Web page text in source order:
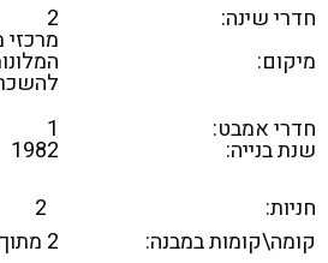
חדרי שינה:
2
מיקום:
מרכזי
חדרי אמבט:
1
שנת בנייה:
1982
חניות:
2
קומה\קומות במבנה:
2 מתוך 2